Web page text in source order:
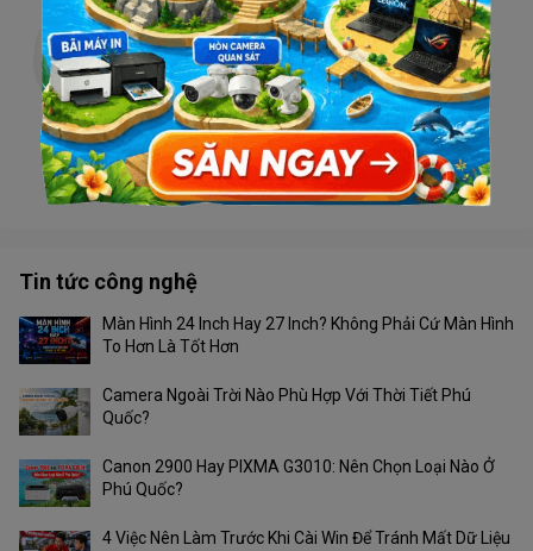
Camera TIANDY TC-H332N V4.1 Wifi
Liên hệ
Camera Tiandy TC-H363U 4G
Liên hệ
Tin tức công nghệ
Màn Hình 24 Inch Hay 27 Inch? Không Phải Cứ Màn Hình
To Hơn Là Tốt Hơn
Camera Ngoài Trời Nào Phù Hợp Với Thời Tiết Phú
Quốc?
Canon 2900 Hay PIXMA G3010: Nên Chọn Loại Nào Ở
Phú Quốc?
4 Việc Nên Làm Trước Khi Cài Win Để Tránh Mất Dữ Liệu